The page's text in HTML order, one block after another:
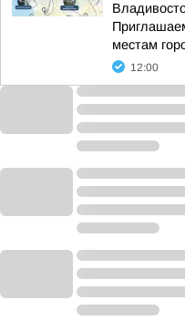
местам
12:00